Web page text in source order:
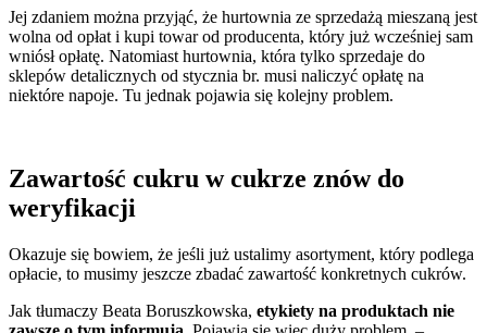
Jej zdaniem można przyjąć, że hurtownia ze sprzedażą mieszaną jest
wolna od opłat i kupi towar od producenta, który już wcześniej sam
wniósł opłatę. Natomiast hurtownia, która tylko sprzedaje do
sklepów detalicznych od stycznia br. musi naliczyć opłatę na
niektóre napoje. Tu jednak pojawia się kolejny problem.
Zawartość cukru w cukrze znów do
weryfikacji
Okazuje się bowiem, że jeśli już ustalimy asortyment, który podlega
opłacie, to musimy jeszcze zbadać zawartość konkretnych cukrów.
Jak tłumaczy Beata Boruszkowska, etykiety na produktach nie